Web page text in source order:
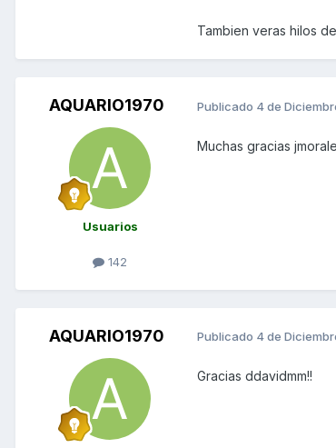
Tambien veras hilos
AQUARIO1970
Usuarios
142
Publicado 4 de
Muchas gracias
AQUARIO1970 Publicado 4 de
Gracias ddavidmm!!